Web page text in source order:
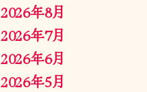
2026年8月
2026年7月
2026年6月
2026年5月